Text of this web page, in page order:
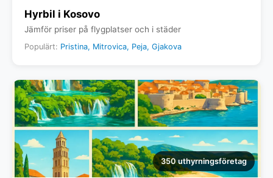
Hyrbil i Kosovo
Jämför priser på flygplatser och i städer
Populärt: Pristina, Mitrovica, Peja, Gjakova
350 uthyrningsföretag